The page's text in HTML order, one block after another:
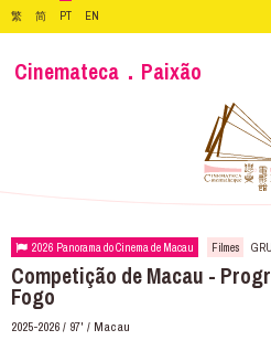
繁 简 PT EN
Cinemateca．Paixão
2026 Panorama do Cinema de Macau Filmes
Competição de Macau -
Fogo
2025-2026 / 97' / Macau